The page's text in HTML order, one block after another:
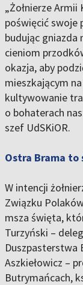
„Żołnierze
poświęcić swoje
budując gniazda
cieniom
okazja, aby
mieszkającym
kultywowanie
o bohaterach
szef UdSKiOR.
Ostra Brama to
W intencji
Związku
msza święta,
Turzyński –
Duszpasterstwa
Aszkiełowicz –
Butrymańcach,